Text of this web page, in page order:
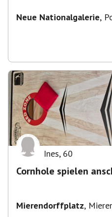
Neue Nationalgalerie,
Ines, 60
Cornhole spielen
Mierendorffplatz,